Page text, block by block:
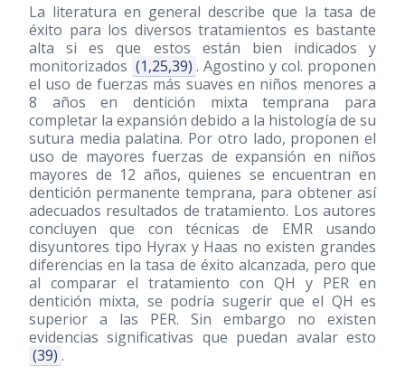
La literatura en general describe que la tasa de
éxito para los diversos tratamientos es bastante
alta si es que estos están bien indicados y
monitorizados (1,25,39) . Agostino y col. proponen
el uso de fuerzas más suaves en niños menores a
8 años en dentición mixta temprana para
completar la expansión debido a la histología de su
sutura media palatina. Por otro lado, proponen el
uso de mayores fuerzas de expansión en niños
mayores de 12 años, quienes se encuentran en
dentición permanente temprana, para obtener así
adecuados resultados de tratamiento. Los autores
concluyen que con técnicas de EMR usando
disyuntores tipo Hyrax y Haas no existen grandes
diferencias en la tasa de éxito alcanzada, pero que
al comparar el tratamiento con QH y PER en
dentición mixta, se podría sugerir que el QH es
superior a las PER. Sin embargo no existen
evidencias significativas que puedan avalar esto
(39) .